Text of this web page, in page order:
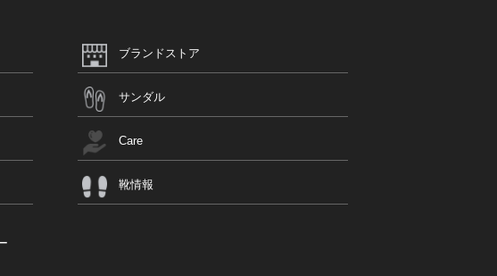
ブランドストア
サンダル
Care
靴情報